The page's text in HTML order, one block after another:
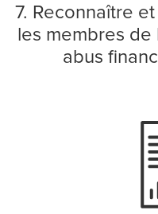
7. Reconnaître
les membres
abus